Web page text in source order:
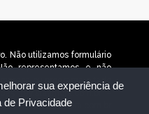
sua experiência de
de Privacidade
Não utilizamos formulário
representamos e não
ou programa citado
revistaamora.com.br –
2026 revistaamora.com.br